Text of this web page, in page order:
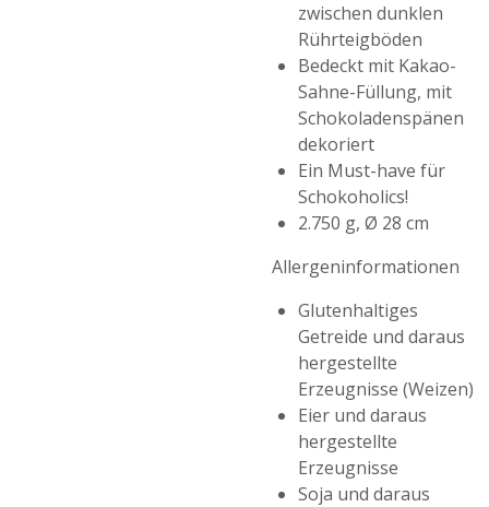
zwischen dunklen
Rührteigböden
Bedeckt mit Kakao-
Sahne-Füllung, mit
Schokoladenspänen
dekoriert
Ein Must-have für
Schokoholics!
2.750 g, Ø 28 cm
Allergeninformationen
Glutenhaltiges
Getreide und daraus
hergestellte
Erzeugnisse (Weizen)
Eier und daraus
hergestellte
Erzeugnisse
Soja und daraus